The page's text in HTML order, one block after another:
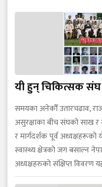
यी हुन् चिकित्सक संघ
समयका अनेकौँ उतारचढाव,
असुरक्षाका बीच संघको साख र
र मार्गदर्शक पूर्व अध्यक्षहरूको
स्वास्थ्य क्षेत्रको जग बसाल्न
अध्यक्षहरुको संक्षिप्त विवरण